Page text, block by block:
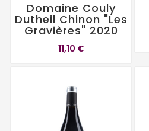
Domaine Couly
Dutheil Chinon "Les
Gravières" 2020
11,10 €